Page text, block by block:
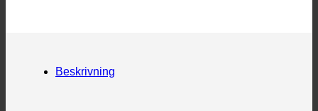
Beskrivning